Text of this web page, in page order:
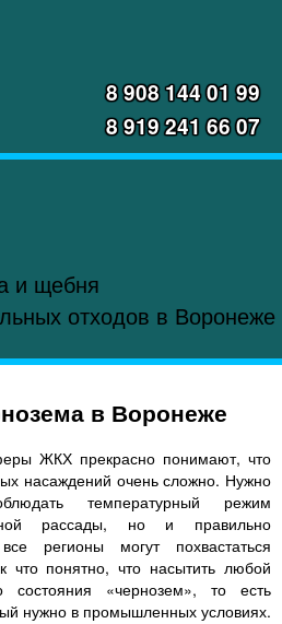
8 908 144 01 99
8 919 241 66 07
в Воронеже
ЖКХ прекрасно понимают, что
насаждений очень сложно. Нужно
температурный режим
рассады, но и правильно
регионы могут похвастаться
что понятно, что насытить любой
«чернозем», то есть
нужно в промышленных условиях.